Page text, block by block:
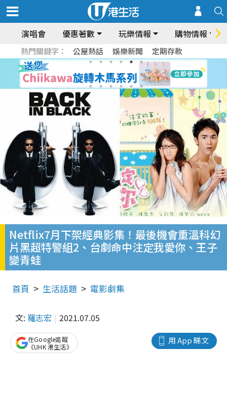
演唱會 優惠著數 玩樂情報 購物情報
熱門關鍵字： 公屋熱話 娛樂新聞 定期存款
Netflix7月下架經典影集！最後機會重溫科幻
片黑超特警組2、台劇命中注定我愛你、王子
變青蛙
首頁 生活話題 電影劇集
文: 羅志宏 2021.07.05
用 App 睇文
在Google追蹤
《UHK 港生活》